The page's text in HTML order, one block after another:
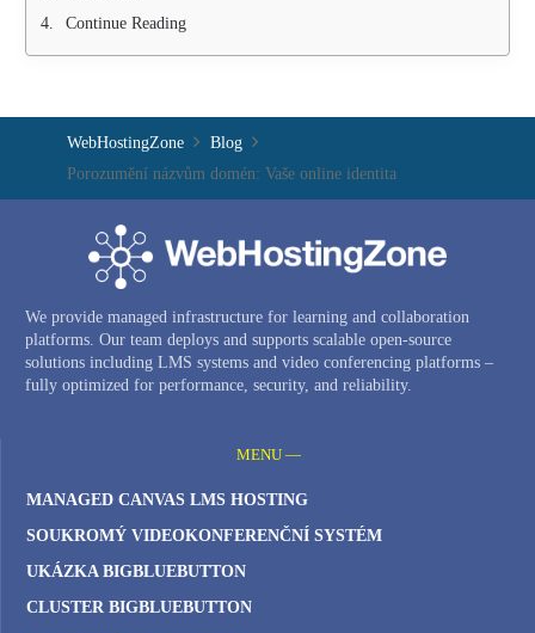
Continue Reading
WebHostingZone
Blog
Porozumění názvům domén: Vaše online identita
We provide managed infrastructure for learning and collaboration
platforms. Our team deploys and supports scalable open-source
solutions including LMS systems and video conferencing platforms –
fully optimized for performance, security, and reliability.
MENU —
MANAGED CANVAS LMS HOSTING
SOUKROMÝ VIDEOKONFERENČNÍ SYSTÉM
UKÁZKA BIGBLUEBUTTON
CLUSTER BIGBLUEBUTTON